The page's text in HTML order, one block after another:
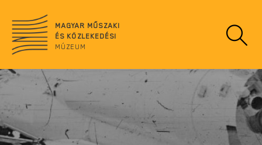
tartalomra
data
MAGYAR MŰSZAKI
ÉS KÖZLEKEDÉSI
MÚZEUM